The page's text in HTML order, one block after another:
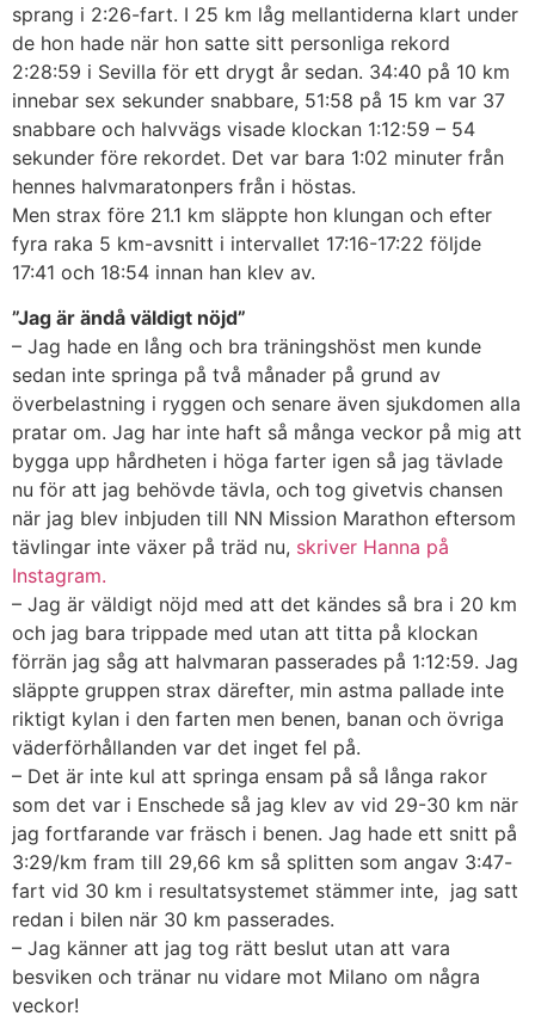
sprang i 2:26-fart. I 25 km låg mellantiderna klart under
de hon hade när hon satte sitt personliga rekord
2:28:59 i Sevilla för ett drygt år sedan. 34:40 på 10 km
innebar sex sekunder snabbare, 51:58 på 15 km var 37
snabbare och halvvägs visade klockan 1:12:59 – 54
sekunder före rekordet. Det var bara 1:02 minuter från
hennes halvmaratonpers från i höstas.
Men strax före 21.1 km släppte hon klungan och efter
fyra raka 5 km-avsnitt i intervallet 17:16-17:22 följde
17:41 och 18:54 innan han klev av.
”Jag är ändå väldigt nöjd”
– Jag hade en lång och bra träningshöst men kunde
sedan inte springa på två månader på grund av
överbelastning i ryggen och senare även sjukdomen alla
pratar om. Jag har inte haft så många veckor på mig att
bygga upp hårdheten i höga farter igen så jag tävlade
nu för att jag behövde tävla, och tog givetvis chansen
när jag blev inbjuden till NN Mission Marathon eftersom
tävlingar inte växer på träd nu, skriver Hanna på
Instagram.
– Jag är väldigt nöjd med att det kändes så bra i 20 km
och jag bara trippade med utan att titta på klockan
förrän jag såg att halvmaran passerades på 1:12:59. Jag
släppte gruppen strax därefter, min astma pallade inte
riktigt kylan i den farten men benen, banan och övriga
väderförhållanden var det inget fel på.
– Det är inte kul att springa ensam på så långa rakor
som det var i Enschede så jag klev av vid 29-30 km när
jag fortfarande var fräsch i benen. Jag hade ett snitt på
3:29/km fram till 29,66 km så splitten som angav 3:47-
fart vid 30 km i resultatsystemet stämmer inte, jag satt
redan i bilen när 30 km passerades.
– Jag känner att jag tog rätt beslut utan att vara
besviken och tränar nu vidare mot Milano om några
veckor!